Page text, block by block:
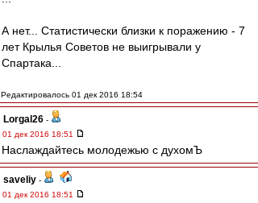
А нет... Статистически близки к поражению - 7
лет Крылья Советов не выигрывали у
Спартака...
Редактировалось 01 дек 2016 18:54
Lorgal26 -
01 дек 2016 18:51
Наслаждайтесь молодежью с духомЪ
saveliy -
01 дек 2016 18:51